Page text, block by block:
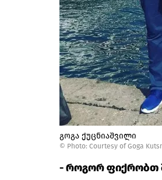
გოგა ქუცნიაშვილი
© Photo: Courtesy of Goga
- როგორ ფიქრობთ